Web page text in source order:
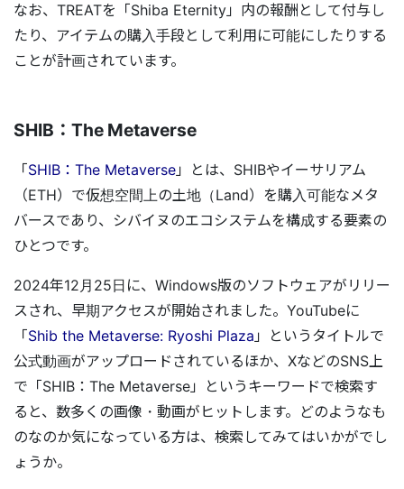
なお、TREATを「Shiba Eternity」内の報酬として付与し
たり、アイテムの購入手段として利用に可能にしたりする
ことが計画されています。
SHIB：The Metaverse
「SHIB：The Metaverse」とは、SHIBやイーサリアム
（ETH）で仮想空間上の土地（Land）を購入可能なメタ
バースであり、シバイヌのエコシステムを構成する要素の
ひとつです。
2024年12月25日に、Windows版のソフトウェアがリリー
スされ、早期アクセスが開始されました。YouTubeに
「Shib the Metaverse: Ryoshi Plaza」というタイトルで
公式動画がアップロードされているほか、XなどのSNS上
で「SHIB：The Metaverse」というキーワードで検索す
ると、数多くの画像・動画がヒットします。どのようなも
のなのか気になっている方は、検索してみてはいかがでし
ょうか。